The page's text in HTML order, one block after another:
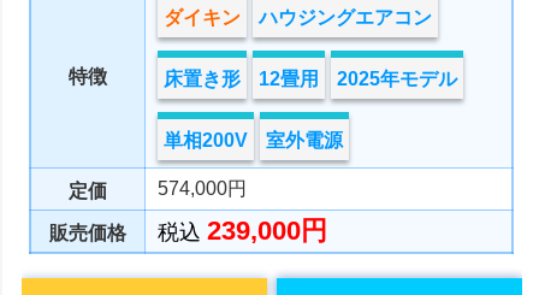
特徴
ダイキン ハウジングエアコン
床置き形 12畳用 2025年モデル
単相200V 室外電源
定価 574,000円
販売価格 税込239,000円